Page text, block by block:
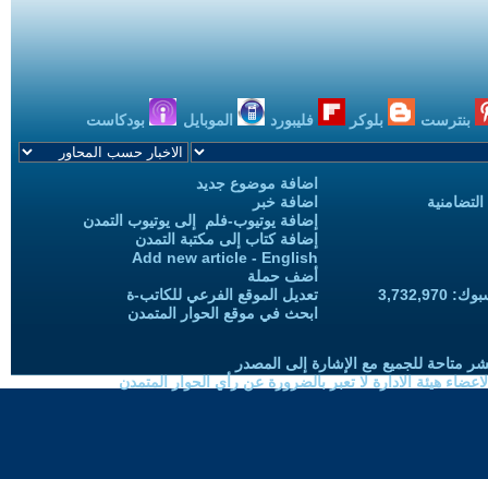
بنترست بلوكر فليبورد الموبايل بودكاست
اضافة موضوع جديد
اضافة خبر
إضافة يوتيوب-فلم إلى يوتيوب التمدن
إضافة كتاب إلى مكتبة التمدن
Add new article - English
أضف حملة
تعديل الموقع الفرعي للكاتب-ة
ابحث في موقع الحوار المتمدن
متاحة للجميع مع الإشارة إلى المصدر
هيئة الادارة لا تعبر بالضرورة عن رأي الحوار المتمدن